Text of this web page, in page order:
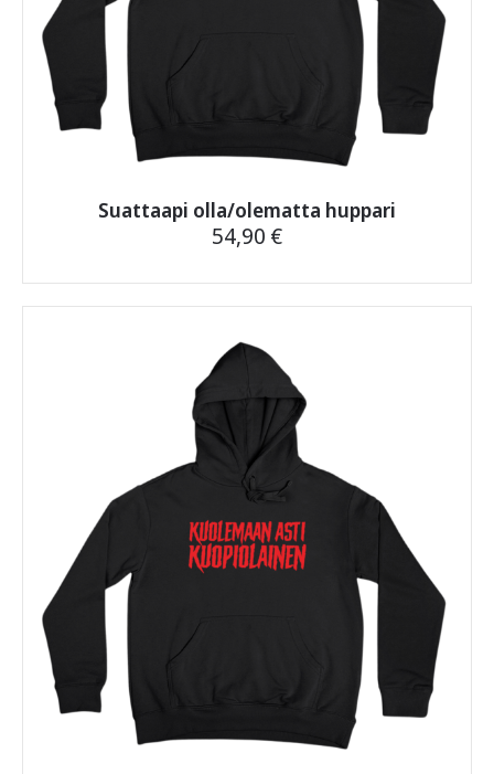
Suattaapi olla/olematta huppari
54,90 €
tuotteella
useampi
muunnelma.
Voit
tehdä
valinnat
tuotteen
sivulla.